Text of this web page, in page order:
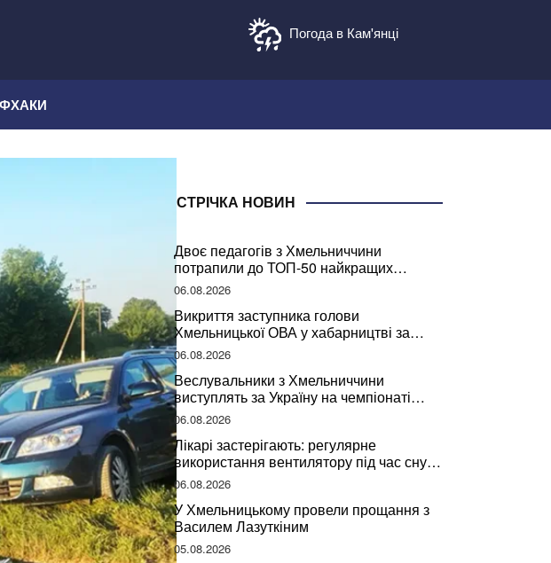
Погода в Кам'янці
СТРІЧКА НОВИН
Двоє педагогів з Хмельниччини
потрапили до ТОП-50 найкращих
учителів України
06.08.2026
Викриття заступника голови
Хмельницької ОВА у хабарництві за
підписання контрактів на ремонт доріг
06.08.2026
Веслувальники з Хмельниччини
виступлять за Україну на чемпіонаті
світу
06.08.2026
Лікарі застерігають: регулярне
використання вентилятору під час сну
може негативно вплинути на ваше
здоров’я
06.08.2026
У Хмельницькому провели прощання з
Василем Лазуткіним
05.08.2026